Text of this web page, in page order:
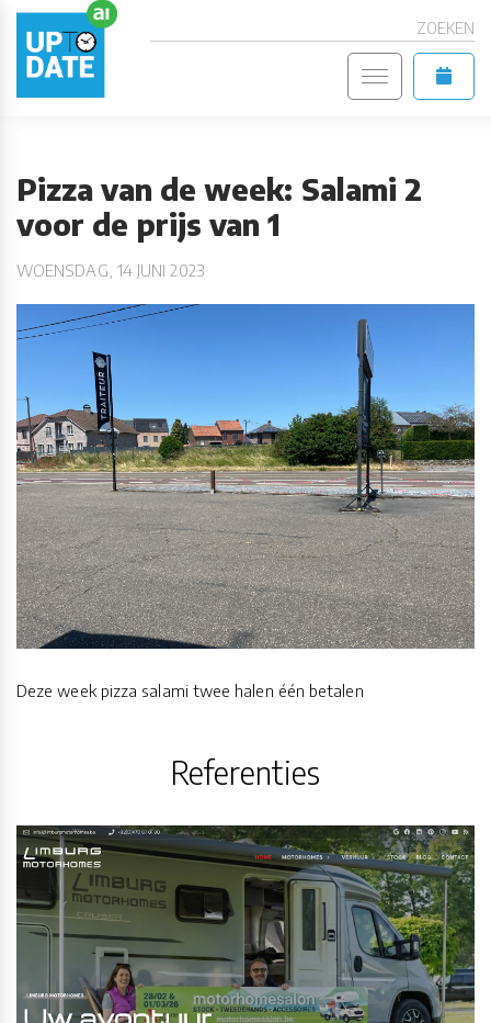
ZOEKEN
Pizza van de week: Salami 2
voor de prijs van 1
WOENSDAG, 14 JUNI 2023
Deze week pizza salami twee halen één betalen
Referenties